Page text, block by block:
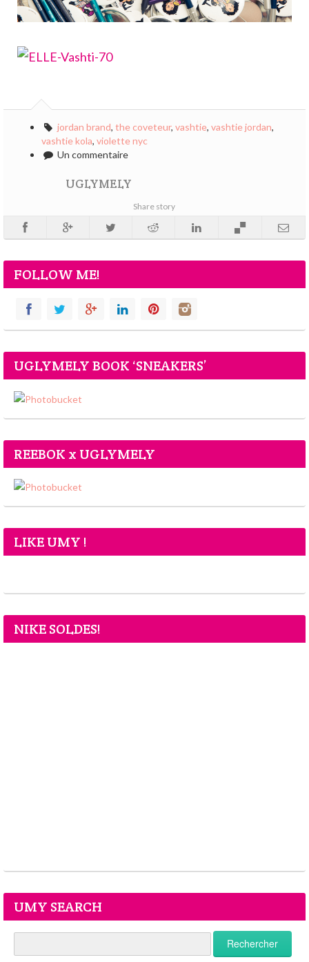
jordan brand, the coveteur, vashtie, vashtie jordan,
vashtie kola, violette nyc
Un commentaire
UGLYMELY
Share story
FOLLOW ME!
UGLYMELY BOOK ‘SNEAKERS’
REEBOK x UGLYMELY
LIKE UMY !
NIKE SOLDES!
UMY SEARCH